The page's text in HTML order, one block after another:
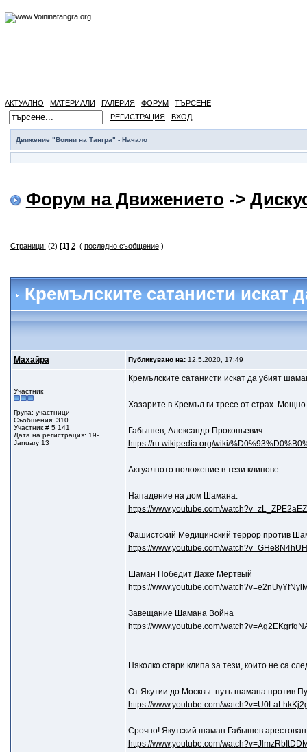
АКТУАЛНО МАТЕРИАЛИ ГАЛЕРИЯ ФОРУМ
ТЪРСЕНЕ
РЕГИСТРАЦИЯ
ВХОД
Движение "Воини на Тангра" - Начало
Форум на Движението ->
Страници: (2) [1] 2( последно съобщение)
Кремълските сатанисти искат
Махайра Публикувано на:12.5.2020, 17:49
Участник
Група: участници
Съобщения: 310
Участник # 5 141
Дата на регистрация: 19-
January 13
Кремълските сатанисти искат да убият
Хазарите в Кремъл ги тресе от страх.
Габышев, Александр Прокопьевич
https://ru.wikipedia.org/wiki/
Актуалното положение в тези клипове:
Нападение на дом Шамана.
https://www.youtube.com/
Фашистский Медицинский террор против
https://www.youtube.com/
Шаман Победит Даже Мертвый
https://www.youtube.com/
Завещание Шамана Война
https://www.youtube.com/
Няколко стари клипа за тези, които не са
От Якутии до Москвы: путь шамана против
https://www.youtube.com/
Срочно! Якутский шаман Габышев
https://www.youtube.com/